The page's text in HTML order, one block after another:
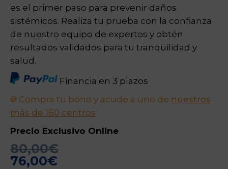
es el primer paso para prevenir daños
sistémicos. Realiza tu prueba con la confianza
de nuestro equipo de expertos y obtén
resultados validados para tu tranquilidad y
salud.
Financia en 3 plazos
Compra tu bono y acude a uno de nuestros
más de 160 centros
Precio Exclusivo Online
80,00€
76,00€